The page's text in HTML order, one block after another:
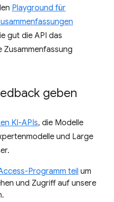
Playground für
gut die API das
Zusammenfassung
geben
KI-APIs, die Modelle
und Large
Programm teil um
und Zugriff auf unsere